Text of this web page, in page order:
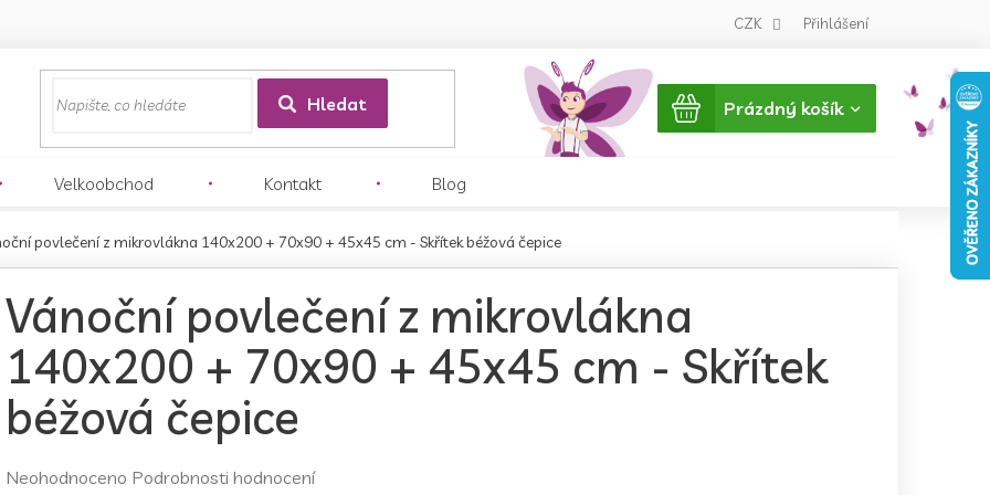
CZK Přihlášení
Hledat
Nákupní
košík
Prázdný košík
Velkoobchod Kontakt Blog
povlečení z mikrovlákna 140x200 + 70x90 + 45x45 cm - Skřítek béžová čepice
Vánoční povlečení z mikrovlákna
140x200 + 70x90 + 45x45 cm - Skřítek
béžová čepice
Průměrné
Neohodnoceno Podrobnosti hodnocení